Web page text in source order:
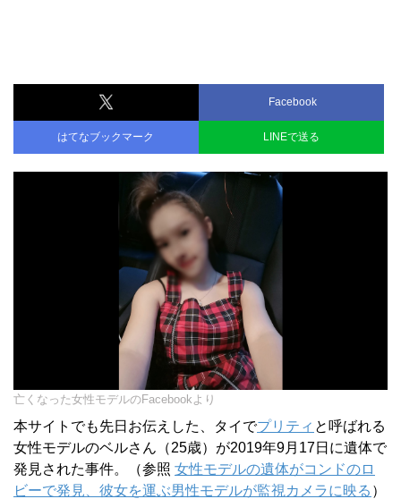
Facebook
はてなブックマーク LINEで送る
亡くなった女性モデルのFacebookより
本サイトでも先日お伝えした、タイでプリティ と呼ばれる
女性モデルのベルさん（25歳）が2019年9月17日に遺体で
発見された事件。（参照 女性モデルの遺体がコンドのロ
ビーで発見、彼女を運ぶ男性モデルが監視カメラに映る ）